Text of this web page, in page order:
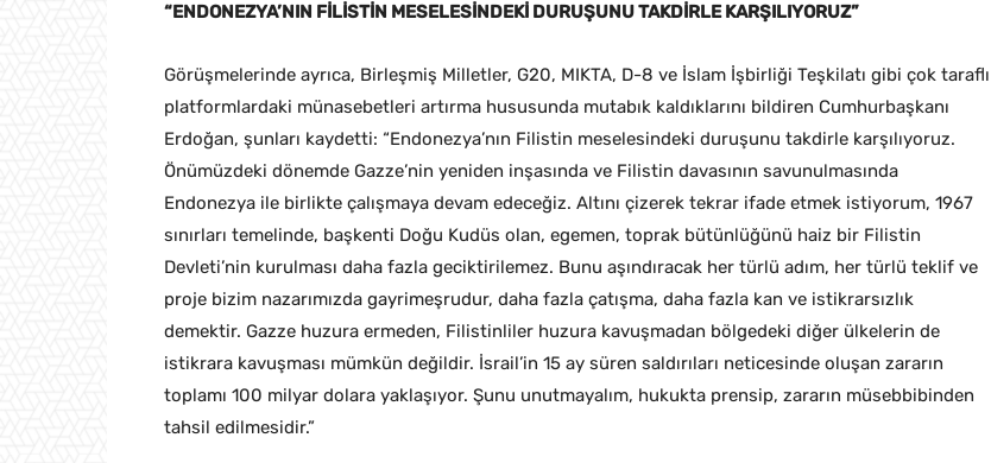
“ENDONEZYA’NIN FİLİSTİN MESELESİNDEKİ DURUŞUNU TAKDİRLE KARŞILIYORUZ”
Görüşmelerinde ayrıca, Birleşmiş Milletler, G20, MIKTA, D-8 ve İslam İşbirliği Teşkilatı gibi çok taraflı
platformlardaki münasebetleri artırma hususunda mutabık kaldıklarını bildiren Cumhurbaşkanı
Erdoğan, şunları kaydetti: “Endonezya’nın Filistin meselesindeki duruşunu takdirle karşılıyoruz.
Önümüzdeki dönemde Gazze’nin yeniden inşasında ve Filistin davasının savunulmasında
Endonezya ile birlikte çalışmaya devam edeceğiz. Altını çizerek tekrar ifade etmek istiyorum, 1967
sınırları temelinde, başkenti Doğu Kudüs olan, egemen, toprak bütünlüğünü haiz bir Filistin
Devleti’nin kurulması daha fazla geciktirilemez. Bunu aşındıracak her türlü adım, her türlü teklif ve
proje bizim nazarımızda gayrimeşrudur, daha fazla çatışma, daha fazla kan ve istikrarsızlık
demektir. Gazze huzura ermeden, Filistinliler huzura kavuşmadan bölgedeki diğer ülkelerin de
istikrara kavuşması mümkün değildir. İsrail’in 15 ay süren saldırıları neticesinde oluşan zararın
toplamı 100 milyar dolara yaklaşıyor. Şunu unutmayalım, hukukta prensip, zararın müsebbibinden
tahsil edilmesidir.”